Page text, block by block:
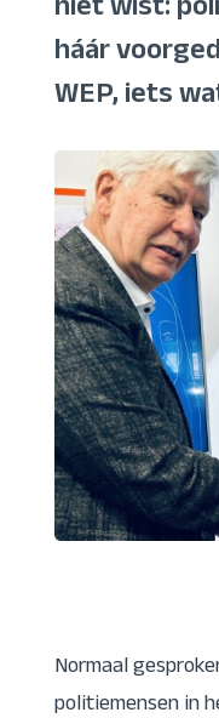
niet wist:
háár
WEP, iets
Normaal
politiemensen in